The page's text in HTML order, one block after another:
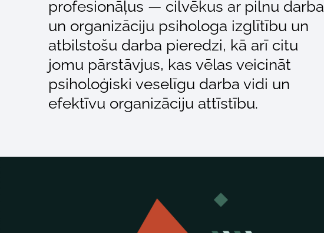
profesionāļus — cilvēkus ar pilnu darba
un organizāciju psihologa izglītību un
atbilstošu darba pieredzi, kā arī citu
jomu pārstāvjus, kas vēlas veicināt
psiholoģiski veselīgu darba vidi un
efektīvu organizāciju attīstību.